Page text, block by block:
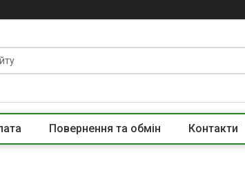
Повернення та обмін Контакти